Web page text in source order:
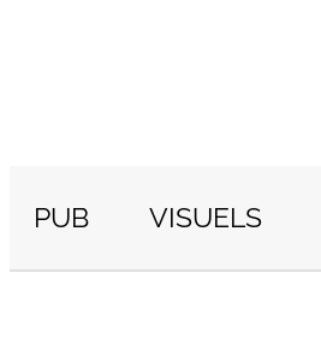
PUB VISUELS